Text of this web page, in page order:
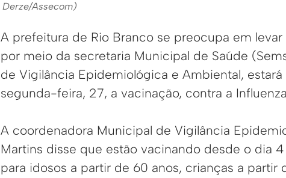
Derze/Assecom)
A prefeitura de Rio Branco se preocupa em
por meio da secretaria Municipal de Saúde
de Vigilância Epidemiológica e Ambiental,
segunda-feira, 27, a vacinação, contra a
A coordenadora Municipal de Vigilância
Martins disse que estão vacinando desde o dia
para idosos a partir de 60 anos, crianças a partir